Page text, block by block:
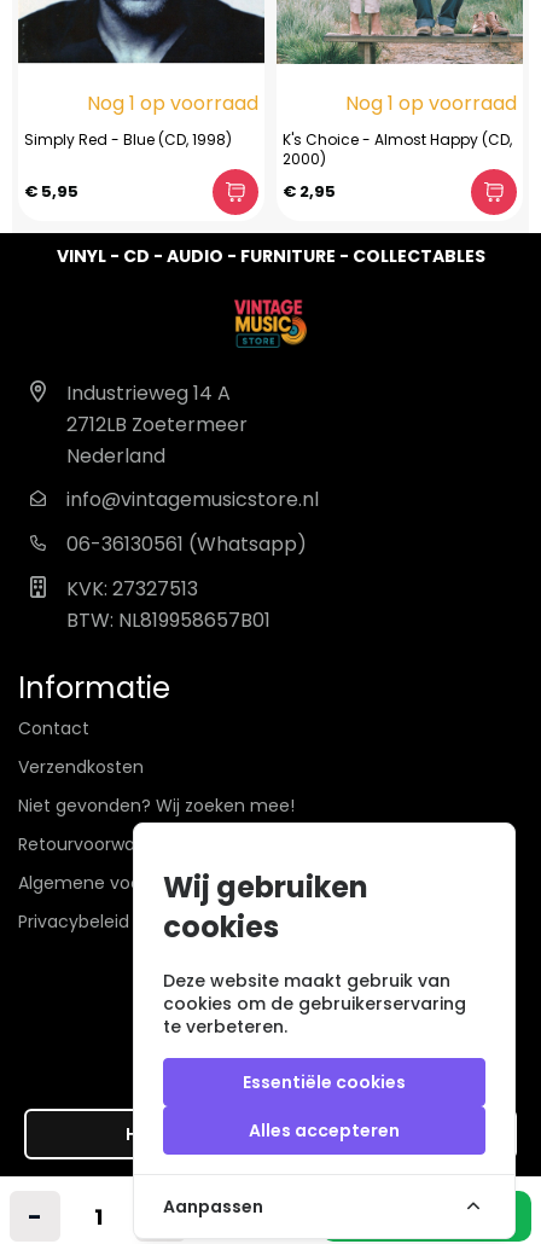
- + In winkelmandje
Nog 1 op voorraad
Simply Red - Blue (CD, 1998)
€ 5,95
Nog 1 op voorraad
K's Choice - Almost Happy (CD,
2000)
€ 2,95
VINYL - CD - AUDIO - FURNITURE - COLLECTABLES
Industrieweg 14 A
2712LB Zoetermeer
Nederland
info@vintagemusicstore.nl
06-36130561 (Whatsapp)
KVK: 27327513
BTW: NL819958657B01
Informatie
Contact
Verzendkosten
Niet gevonden? Wij zoeken mee!
Retourvoorwaarden
Algemene voorwaarden
Privacybeleid
Hier de overeenkomst ontbinden
Wij gebruiken
cookies
Deze website maakt gebruik van
cookies om de gebruikerservaring
te verbeteren.
Essentiële cookies
Alles accepteren
Aanpassen